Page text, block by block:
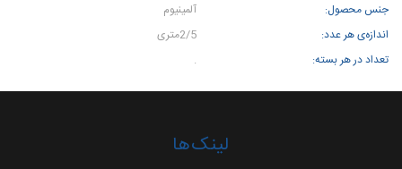
جنس محصول:
آلمینیوم
اندازه‌ی هر عدد:
2/5متری
تعداد در هر بسته:
.
لینک‌ها